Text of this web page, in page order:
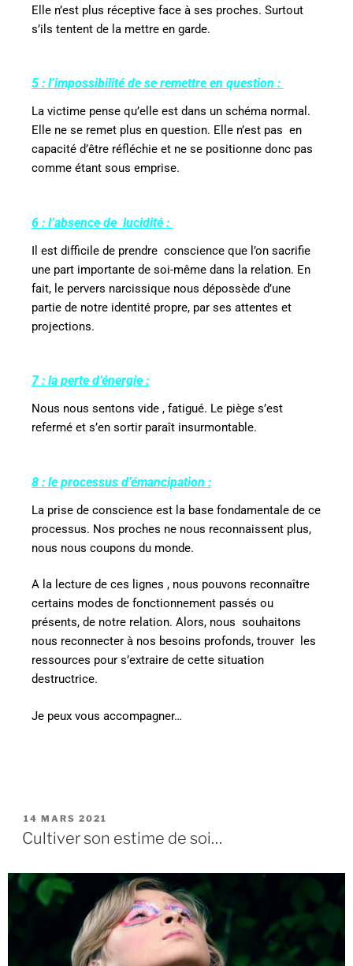
Elle n’est plus réceptive face à ses proches. Surtout
s’ils tentent de la mettre en garde.
5 : l’impossibilité de se remettre en question :
La victime pense qu’elle est dans un schéma normal.
Elle ne se remet plus en question. Elle n’est pas en
capacité d’être réfléchie et ne se positionne donc pas
comme étant sous emprise.
6 : l’absence de lucidité :
Il est difficile de prendre conscience que l’on sacrifie
une part importante de soi-même dans la relation. En
fait, le pervers narcissique nous dépossède d’une
partie de notre identité propre, par ses attentes et
projections.
7 : la perte d’énergie :
Nous nous sentons vide , fatigué. Le piège s’est
refermé et s’en sortir paraît insurmontable.
8 : le processus d’émancipation :
La prise de conscience est la base fondamentale de ce
processus. Nos proches ne nous reconnaissent plus,
nous nous coupons du monde.
A la lecture de ces lignes , nous pouvons reconnaître
certains modes de fonctionnement passés ou
présents, de notre relation. Alors, nous souhaitons
nous reconnecter à nos besoins profonds, trouver
les
ressources pour s’extraire de cette situation
destructrice.
Je peux vous accompagner…
14 MARS 2021
Cultiver son estime de soi…